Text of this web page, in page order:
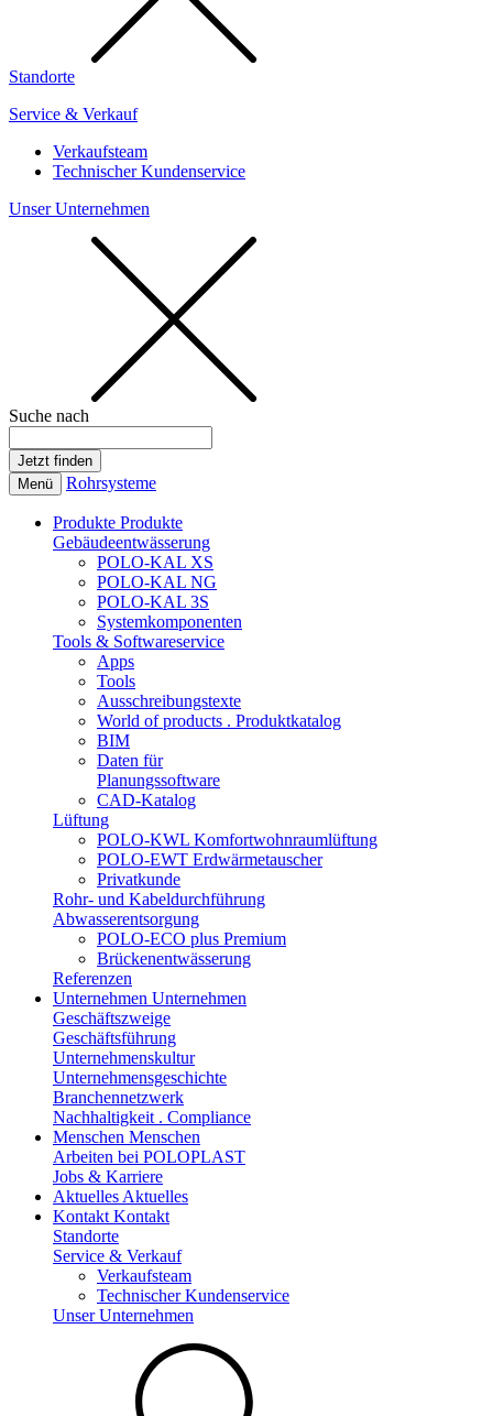
Standorte
Service & Verkauf
Verkaufsteam
Technischer Kundenservice
Unser Unternehmen
Suche nach
Menü Rohrsysteme
Produkte Produkte
Gebäudeentwässerung
POLO-KAL XS
POLO-KAL NG
POLO-KAL 3S
Systemkomponenten
Tools & Softwareservice
Apps
Tools
Ausschreibungstexte
World of products . Produktkatalog
BIM
Daten für
Planungssoftware
CAD-Katalog
Lüftung
POLO-KWL Komfortwohnraumlüftung
POLO-EWT Erdwärmetauscher
Privatkunde
Rohr- und Kabeldurchführung
Abwasserentsorgung
POLO-ECO plus Premium
Brückenentwässerung
Referenzen
Unternehmen Unternehmen
Geschäftszweige
Geschäftsführung
Unternehmenskultur
Unternehmensgeschichte
Branchennetzwerk
Nachhaltigkeit . Compliance
Menschen Menschen
Arbeiten bei POLOPLAST
Jobs & Karriere
Aktuelles Aktuelles
Kontakt Kontakt
Standorte
Service & Verkauf
Verkaufsteam
Technischer Kundenservice
Unser Unternehmen